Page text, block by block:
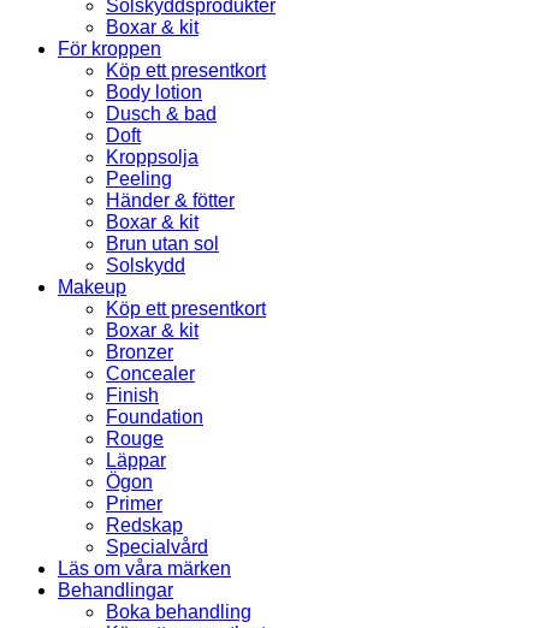
Solskyddsprodukter
Boxar & kit
För kroppen
Köp ett presentkort
Body lotion
Dusch & bad
Doft
Kroppsolja
Peeling
Händer & fötter
Boxar & kit
Brun utan sol
Solskydd
Makeup
Köp ett presentkort
Boxar & kit
Bronzer
Concealer
Finish
Foundation
Rouge
Läppar
Ögon
Primer
Redskap
Specialvård
Läs om våra märken
Behandlingar
Boka behandling